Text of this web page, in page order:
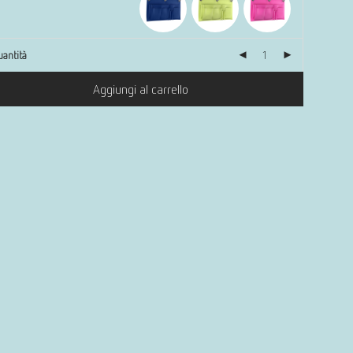
Aggiungi al carrello